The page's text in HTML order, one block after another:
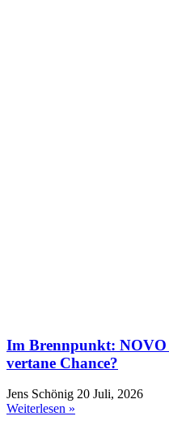
Im Brennpunkt:
vertane Chance?
Jens Schönig 20 Juli, 2026
Weiterlesen »